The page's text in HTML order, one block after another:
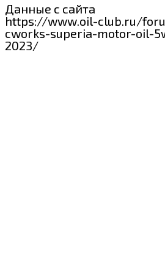
Данные с сайта
https://www.oil-club.ru/
cworks-superia-motor-oil-
2023/